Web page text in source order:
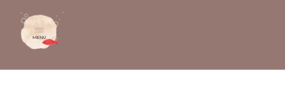
MENU